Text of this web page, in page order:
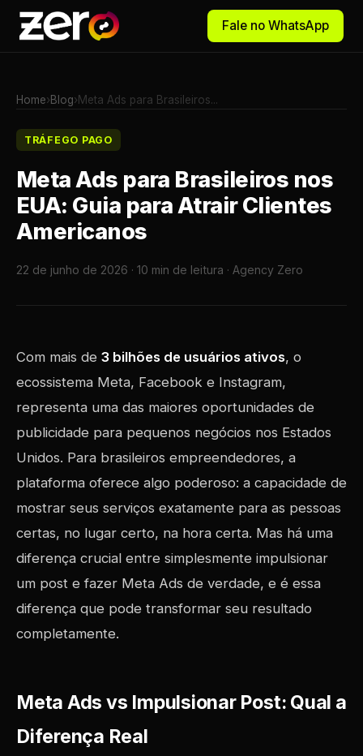
Fale no WhatsApp
Home›Blog›Meta Ads para Brasileiros...
TRÁFEGO PAGO
Meta Ads para Brasileiros nos
EUA: Guia para Atrair Clientes
Americanos
22 de junho de 2026 · 10 min de leitura · Agency Zero
Com mais de 3 bilhões de usuários ativos, o
ecossistema Meta, Facebook e Instagram,
representa uma das maiores oportunidades de
publicidade para pequenos negócios nos Estados
Unidos. Para brasileiros empreendedores, a
plataforma oferece algo poderoso: a capacidade de
mostrar seus serviços exatamente para as pessoas
certas, no lugar certo, na hora certa. Mas há uma
diferença crucial entre simplesmente impulsionar
um post e fazer Meta Ads de verdade, e é essa
diferença que pode transformar seu resultado
completamente.
Meta Ads vs Impulsionar Post: Qual a
Diferença Real